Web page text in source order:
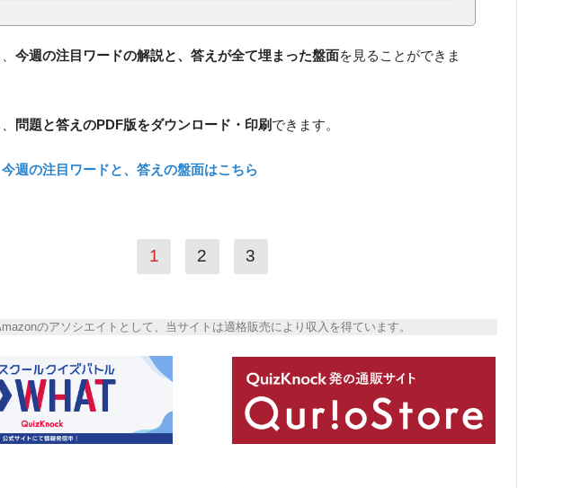
今週の注目ワードの解説と、答えが全て埋まった盤面を見ることができま
問題と答えのPDF版をダウンロード・印刷できます。
今週の注目ワードと、答えの盤面はこちら
1 2 3
のアソシエイトとして、当サイトは適格販売により収入を得ています。